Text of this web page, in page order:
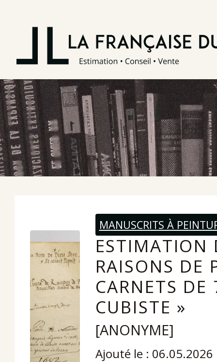
MANUSCRITS À
ESTIMATION
RAISONS DE
CARNETS DE
CUBISTE »
[ANONYME]
Ajouté le : 06.05.2026